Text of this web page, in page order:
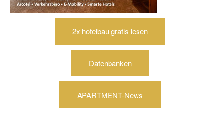
2x hotelbau gratis lesen
Datenbanken
APARTMENT-News